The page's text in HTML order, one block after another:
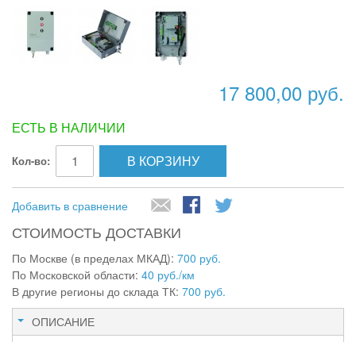
17 800,00 руб.
ЕСТЬ В НАЛИЧИИ
Кол-во: В КОРЗИНУ
Добавить в сравнение
СТОИМОСТЬ ДОСТАВКИ
По Москве (в пределах МКАД): 700 руб.
По Московской области: 40 руб./км
В другие регионы до склада ТК: 700 руб.
ОПИСАНИЕ